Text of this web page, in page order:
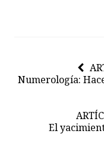
Numerología:
El